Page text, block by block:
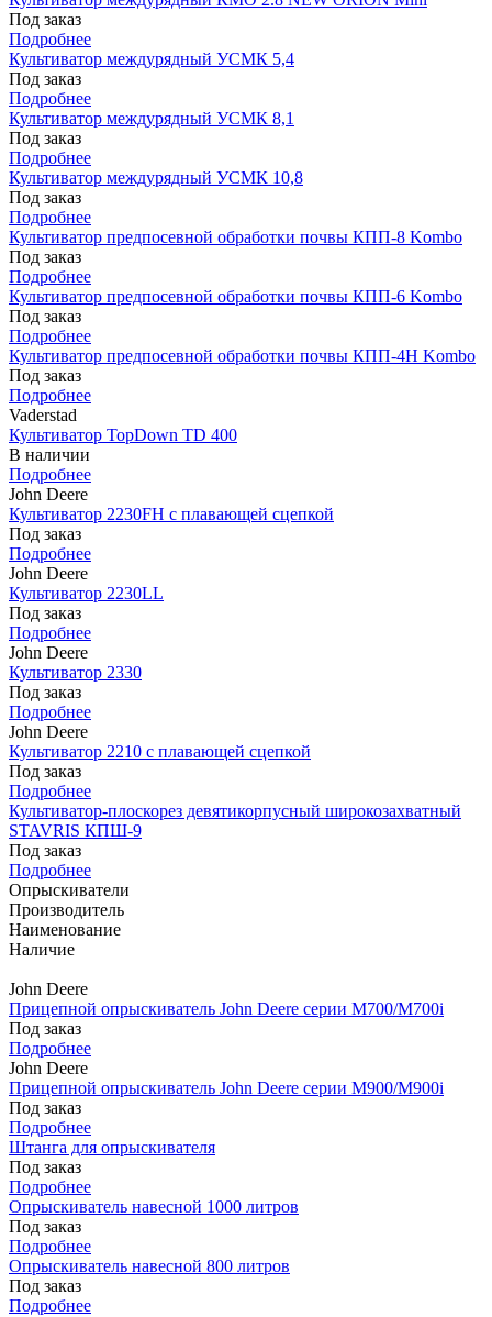
Под заказ
Подробнее
Культиватор междурядный УСМК 5,4
Под заказ
Подробнее
Культиватор междурядный УСМК 8,1
Под заказ
Подробнее
Культиватор междурядный УСМК 10,8
Под заказ
Подробнее
Культиватор предпосевной обработки почвы КПП-8 Kombo
Под заказ
Подробнее
Культиватор предпосевной обработки почвы КПП-6 Kombo
Под заказ
Подробнее
Культиватор предпосевной обработки почвы КПП-4Н Kombo
Под заказ
Подробнее
Vaderstad
Культиватор TopDown TD 400
В наличии
Подробнее
John Deere
Культиватор 2230FH с плавающей сцепкой
Под заказ
Подробнее
John Deere
Культиватор 2230LL
Под заказ
Подробнее
John Deere
Культиватор 2330
Под заказ
Подробнее
John Deere
Культиватор 2210 с плавающей сцепкой
Под заказ
Подробнее
Культиватор-плоскорез девятикорпусный широкозахватный
STAVRIS КПШ-9
Под заказ
Подробнее
Опрыскиватели
Производитель
Наименование
Наличие
John Deere
Прицепной опрыскиватель John Deere серии M700/M700i
Под заказ
Подробнее
John Deere
Прицепной опрыскиватель John Deere серии M900/M900i
Под заказ
Подробнее
Штанга для опрыскивателя
Под заказ
Подробнее
Опрыскиватель навесной 1000 литров
Под заказ
Подробнее
Опрыскиватель навесной 800 литров
Под заказ
Подробнее